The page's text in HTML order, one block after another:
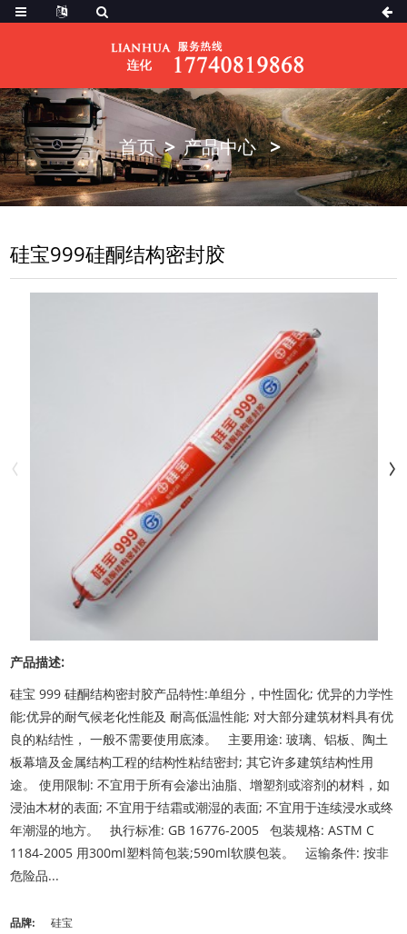
首页 产品中心
硅宝999硅酮结构密封胶
产品描述:
硅宝 999 硅酮结构密封胶产品特性:单组分，中性固化; 优异的力学性
能;优异的耐气候老化性能及 耐高低温性能; 对大部分建筑材料具有优
良的粘结性， 一般不需要使用底漆。 主要用途: 玻璃、铝板、陶土
板幕墙及金属结构工程的结构性粘结密封; 其它许多建筑结构性用
途。 使用限制: 不宜用于所有会渗出油脂、增塑剂或溶剂的材料，如
浸油木材的表面; 不宜用于结霜或潮湿的表面; 不宜用于连续浸水或终
年潮湿的地方。 执行标准: GB 16776-2005 包装规格: ASTM C
1184-2005 用300ml塑料筒包装;590ml软膜包装。 运输条件: 按非
危险品...
品牌:
硅宝